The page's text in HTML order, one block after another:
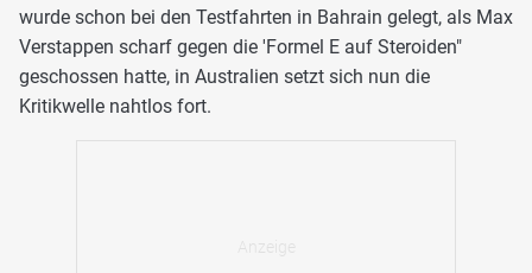
wurde schon bei den Testfahrten in Bahrain gelegt, als Max
Verstappen scharf gegen die 'Formel E auf Steroiden"
geschossen hatte, in Australien setzt sich nun die
Kritikwelle nahtlos fort.